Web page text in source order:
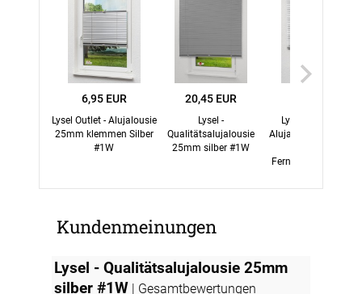
6,95 EUR
Lysel Outlet - Alujalousie
25mm klemmen Silber
#1W
20,45 EUR
Lysel -
Qualitätsalujalousie
25mm silber #1W
Lysel Outlet - SET
Alujalousie 25mm
Fernbedienung
Kundenmeinungen
Lysel - Qualitätsalujalousie 25mm
silber #1W | Gesamtbewertungen